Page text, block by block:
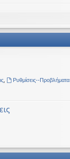
, Ρυθμίσεις--Προβλήματα